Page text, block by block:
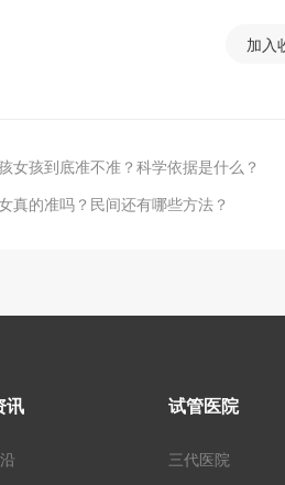
加入
女孩到底准不准？科学依据是什么？
真的准吗？民间还有哪些方法？
讯 试管医院
三代医院